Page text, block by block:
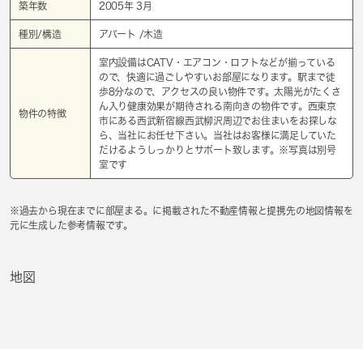
築年数 2005年 3月
種別/構造 アパート /木造
物件の特徴
室内設備はCATV・エアコン・ロフトなどが揃っている
ので、快適に過ごしやすいお部屋になります。駅まで徒
歩8分なので、アクセスの良い物件です。太陽光がたくさ
ん入り健康効果が期待される南向きの物件です。西東京
市にある西武新宿線西武柳沢周辺でお住まいをお探しな
ら、当社にお任せ下さい。当社はお客様に満足していた
だけるようしっかりとサポート致します。※写真は別号
室です
※過去から現在までに部屋まる。に掲載された不動産情報と提携先の地図情報を
元に生成した参考情報です。
地図